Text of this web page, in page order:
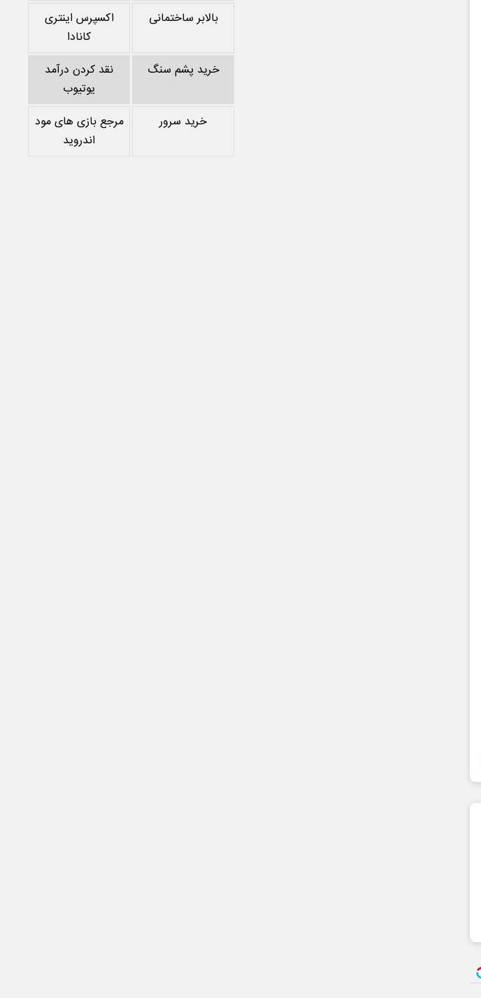
بالابر ساختمانی
اکسپرس اینتری
کانادا
خرید پشم سنگ
نقد کردن درآمد
یوتیوب
خرید سرور
مرجع بازی های مود
اندروید